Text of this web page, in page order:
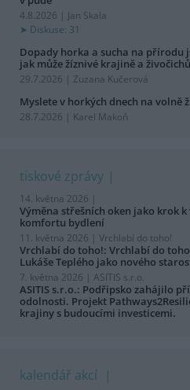
4.8.2026 | Jan Skala
Diskuse: 31
Dopady horka a sucha na přírodu
jak může žíznivé krajině a
29.7.2026 | Zuzana Kučerová
Myslete v horkých dnech na volně
28.7.2026 | Karel Makoň
tiskové zprávy
14. května 2026 |
Výměna střešních oken jako krok
komfortu bydlení
11. května 2026 | Vrchlabí do toho!
Vrchlabí do toho!: Vrchlabí do
Lukáše Teplého jako nového
7. května 2026 | ASITIS s.r.o.
ASITIS s.r.o.: Podřipsko zahájilo
odolnosti. Projekt
krajiny s budoucími investicemi.
kalendář akcí